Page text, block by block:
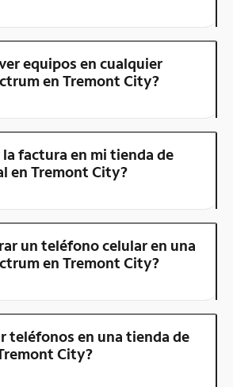
equipos en cualquier
en Tremont City?
la factura en mi tienda de
en Tremont City?
un teléfono celular en una
en Tremont City?
teléfonos en una tienda de
City?